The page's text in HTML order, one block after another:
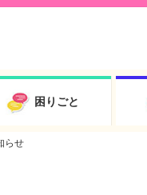
困りごと
らせ